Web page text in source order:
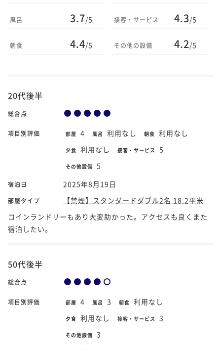
風呂 3.7/5
朝食 4.4/5
接客・サービス 4.3/5
その他の設備 4.2/5
20代後半
総合点
項目別評価 部屋 4 風呂 利用なし 朝食 利用なし
夕食 利用なし 接客・サービス 5
その他設備 5
宿泊日 2025年8月19日
部屋タイプ
【禁煙】スタンダードダブル2名 18.2平米
コインランドリーもあり大変助かった。アクセスも良くまた
宿泊したい。
50代後半
総合点
項目別評価 部屋 4 風呂 3 朝食 利用なし
夕食 利用なし 接客・サービス 3
その他設備 3